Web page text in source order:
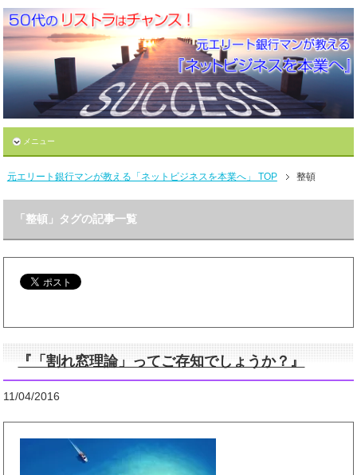
メニュー
元エリート銀行マンが教える「ネットビジネスを本業へ」 TOP 整頓
「整頓」タグの記事一覧
『「割れ窓理論」ってご存知でしょうか？』
11/04/2016